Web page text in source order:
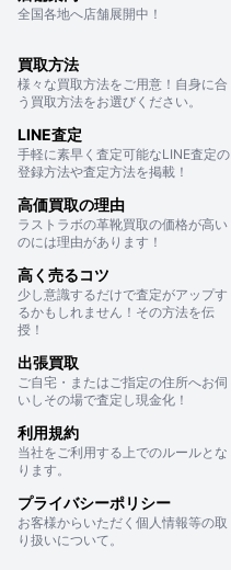
全国各地へ店舗展開中！
買取方法
様々な買取方法をご用意！自身に合
う買取方法をお選びください。
LINE査定
手軽に素早く査定可能なLINE査定の
登録方法や査定方法を掲載！
高価買取の理由
ラストラボの革靴買取の価格が高い
のには理由があります！
高く売るコツ
少し意識するだけで査定がアップす
るかもしれません！その方法を伝
授！
出張買取
ご自宅・またはご指定の住所へお伺
いしその場で査定し現金化！
利用規約
当社をご利用する上でのルールとな
ります。
プライバシーポリシー
お客様からいただく個人情報等の取
り扱いについて。